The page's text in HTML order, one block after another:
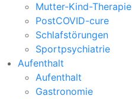
Mutter-Kind-Therapie
PostCOVID-cure
Schlafstörungen
Sportpsychiatrie
Aufenthalt
Aufenthalt
Gastronomie